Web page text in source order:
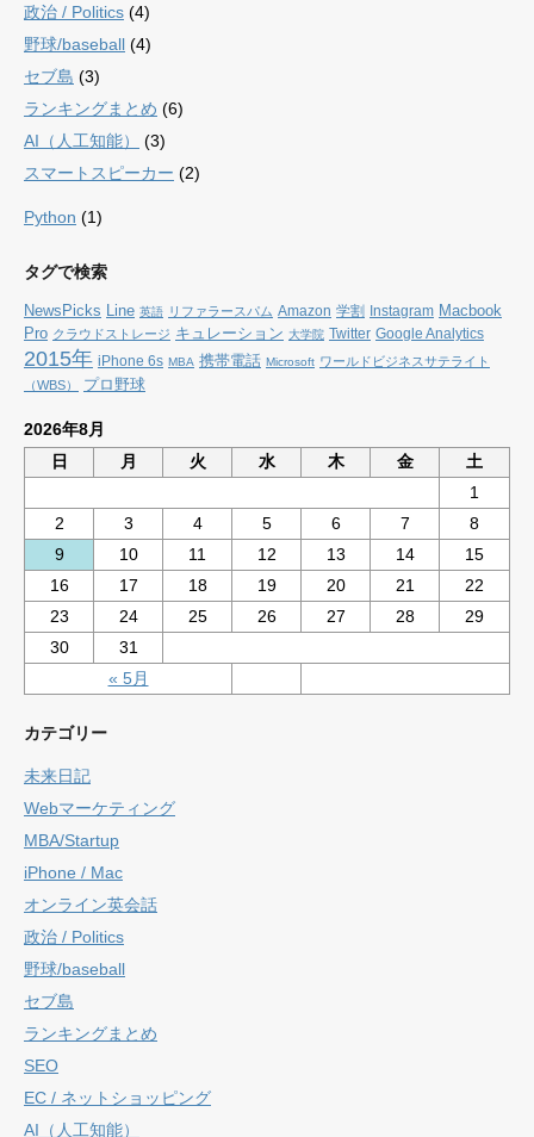
政治 / Politics (4)
野球/baseball (4)
セブ島 (3)
ランキングまとめ (6)
AI（人工知能）
(3)
スマートスピーカー (2)
Python (1)
タグで検索
NewsPicks Line 英語 リファラースパム Amazon 学割 Instagram Macbook
Pro クラウドストレージ キュレーション 大学院 Twitter Google Analytics
2015年 iPhone 6s MBA 携帯電話 Microsoft ワールドビジネスサテライト
（WBS）
プロ野球
2026年8月
日
月 火 水 木 金 土
« 5月
1
2
3 4 5 6 7
8
9
10 11 12 13 14
15
16
17 18 19 20 21
22
23
24 25 26 27 28
29
30
31
カテゴリー
未来日記
Webマーケティング
MBA/Startup
iPhone / Mac
オンライン英会話
政治 / Politics
野球/baseball
セブ島
ランキングまとめ
SEO
EC / ネットショッピング
AI（人工知能）